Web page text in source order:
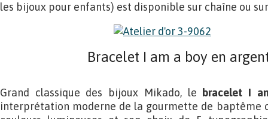
les bijoux pour enfants) est disponible sur chaîne ou
Bracelet I am a boy en
Grand classique des bijoux Mikado, le bracelet I
interprétation moderne de la gourmette de baptême